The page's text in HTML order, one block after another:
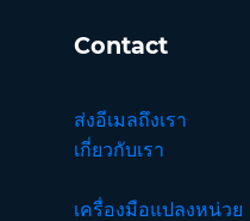
Contact
ส่งอีเมลถึงเรา
เกี่ยวกับเรา
เครื่องมือแปลงหน่วย